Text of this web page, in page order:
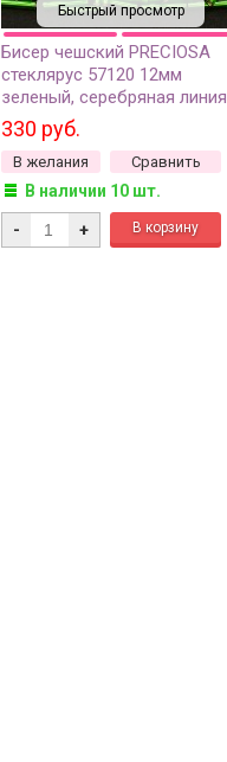
Быстрый просмотр
Бисер чешский PRECIOSA
стеклярус 57120 12мм
зеленый, серебряная линия
внутри, 50г
330 руб.
В желания Сравнить
В наличии 10 шт.
- +